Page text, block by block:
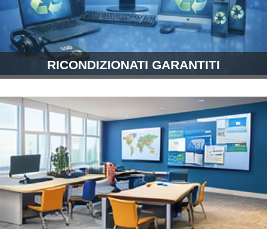
RICONDIZIONATI GARANTITI